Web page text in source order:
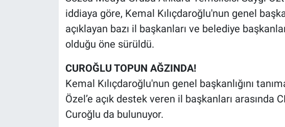
iddiaya göre, Kemal Kılıçdaroğlu'nun genel
açıklayan bazı il başkanları ve belediye
olduğu öne sürüldü.
CUROĞLU TOPUN AĞZINDA!
Kemal Kılıçdaroğlu'nun genel başkanlığını
Özel’e açık destek veren il başkanları arasında
Curoğlu da bulunuyor.